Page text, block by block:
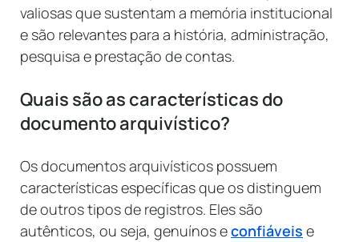
valiosas que sustentam a memória institucional
e são relevantes para a história, administração,
pesquisa e prestação de contas.
Quais são as características do
documento arquivístico?
Os documentos arquivísticos possuem
características específicas que os distinguem
de outros tipos de registros. Eles são
autênticos, ou seja, genuínos econfiáveis e